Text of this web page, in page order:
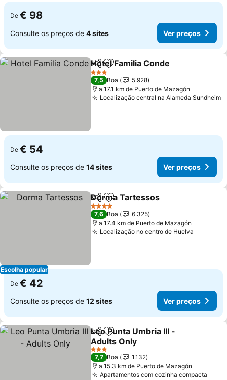
De € 98
Consulte os preços de 4 sites Ver preços
PartilharAdicionar aos favoritos
Hotel Familia Conde
3 Estrelas
7,5 Boa
5.928
a 17.1 km de Puerto de Mazagón
Localização central na Alameda Sundheim
De € 54
Consulte os preços de 14 sites Ver preços
Escolha popular
PartilharAdicionar aos favoritos
Dorma Tartessos
4 Estrelas
7,6 Boa
6.325
a 17.4 km de Puerto de Mazagón
Localização no centro de Huelva
De € 42
Consulte os preços de 12 sites Ver preços
PartilharAdicionar aos favoritos
Leo Punta Umbria III -
Adults Only
3 Estrelas
7,7 Boa
1.132
a 15.3 km de Puerto de Mazagón
Apartamentos com cozinha compacta